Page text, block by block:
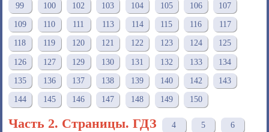
99 100 102 103 104 105 106 107
109 110 111 113 114 115 116 117
118 119 120 121 122 123 124 125
126 127 129 130 131 132 133 134
135 136 137 138 139 140 142 143
144 145 146 147 148 149 150
Часть 2. Страницы. ГДЗ 4 5 6